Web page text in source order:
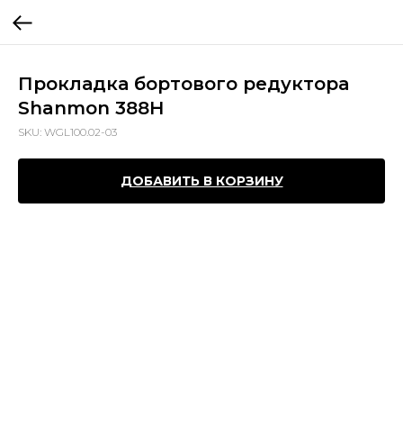
Прокладка бортового редуктора
Shanmon 388H
SKU: WGL100.02-03
ДОБАВИТЬ В КОРЗИНУ